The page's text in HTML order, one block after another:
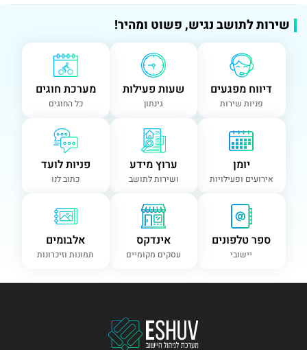
שירות לתושב נגיש, פשוט ומהיר!
דיווח מפגעים
פניות שירות
שעות פעילות
גינתון
מערכת חוגים
כל החוגים
יומן
אירועים ופעילויות
ערוץ מידע
ושירות לתושב
פניות לועד
כתוב לנו
ספר טלפונים
יישובי
אינדקס
עסקים מקומיים
אלבומים
תמונות וזיכרונות